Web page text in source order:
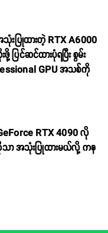
းပြုထားတဲ့ RTX A6000
ြင်ဆင်ထားပုံရပြီး စွမ်း
GPU အသစ်ကို
RTX 4090 လို
သာ အသုံးပြုထားမယ်လို့ ကန